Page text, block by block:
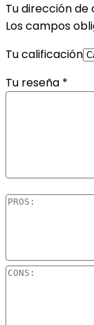
Tu dirección
Los campos
Tu calificación
Tu reseña *